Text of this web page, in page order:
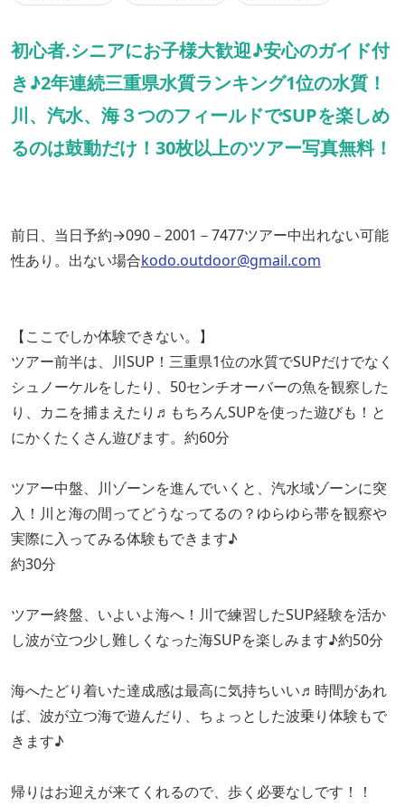
初心者.シニアにお子様大歓迎♪安心のガイド付
き♪2年連続三重県水質ランキング1位の水質！
川、汽水、海３つのフィールドでSUPを楽しめ
るのは鼓動だけ！30枚以上のツアー写真無料！
前日、当日予約→090－2001－7477ツアー中出れない可能
性あり。出ない場合kodo.outdoor@gmail.com
【ここでしか体験できない。】
ツアー前半は、川SUP！三重県1位の水質でSUPだけでなく
シュノーケルをしたり、50センチオーバーの魚を観察した
り、カニを捕まえたり♬もちろんSUPを使った遊びも！と
にかくたくさん遊びます。約60分
ツアー中盤、川ゾーンを進んでいくと、汽水域ゾーンに突
入！川と海の間ってどうなってるの？ゆらゆら帯を観察や
実際に入ってみる体験もできます♪
約30分
ツアー終盤、いよいよ海へ！川で練習したSUP経験を活か
し波が立つ少し難しくなった海SUPを楽しみます♪約50分
海へたどり着いた達成感は最高に気持ちいい♬時間があれ
ば、波が立つ海で遊んだり、ちょっとした波乗り体験もで
きます♪
帰りはお迎えが来てくれるので、歩く必要なしです！！